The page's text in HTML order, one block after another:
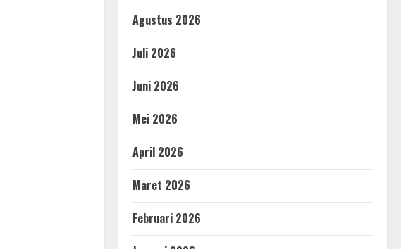
Agustus 2026
Juli 2026
Juni 2026
Mei 2026
April 2026
Maret 2026
Februari 2026